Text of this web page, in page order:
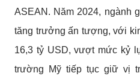
ASEAN. Năm 2024, ngành
tăng trưởng ấn tượng, với
16,3 tỷ USD, vượt mức kỷ
trường Mỹ tiếp tục giữ vị